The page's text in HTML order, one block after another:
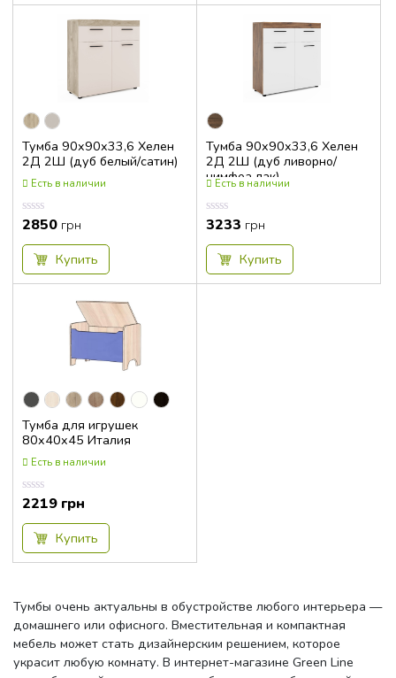
Тумба 90x90x33,6 Хелен
2Д 2Ш (дуб белый/сатин)
Есть в наличии
Оценка
0.00
из
2850 грн
Купить
Тумба 90x90x33,6 Хелен
2Д 2Ш (дуб ливорно/
нимфеа лак)
Есть в наличии
Оценка
0.00
из
3233 грн
Купить
Тумба для игрушек
80x40x45 Италия
Есть в наличии
Оценка
0.00
из
2219 грн
Купить
Тумбы очень актуальны в обустройстве любого интерьера —
домашнего или офисного. Вместительная и компактная
мебель может стать дизайнерским решением, которое
украсит любую комнату. В интернет-магазине Green Line